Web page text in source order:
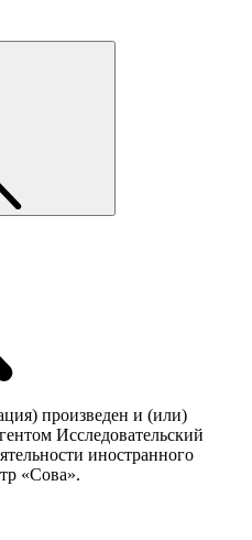
произведен и (или)
Исследовательский
иностранного
«Сова».